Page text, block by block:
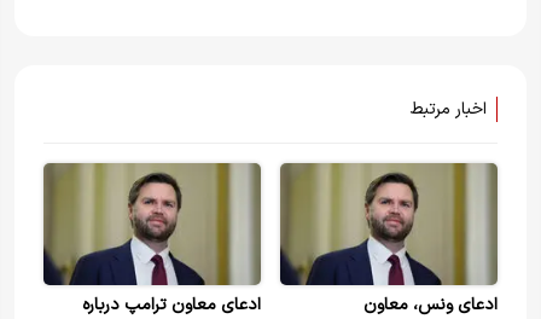
اخبار مرتبط
ادعای ونس، معاون
ادعای معاون ترامپ درباره